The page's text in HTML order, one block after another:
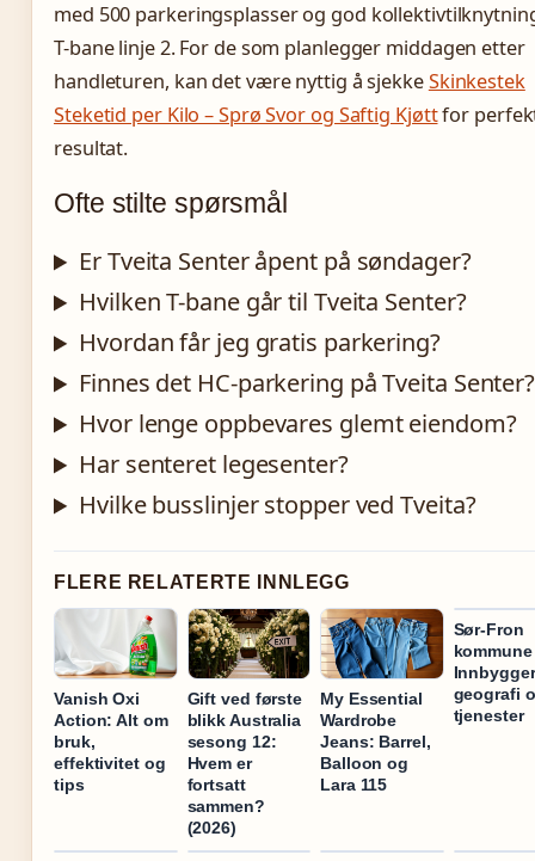
med 500 parkeringsplasser og god
T-bane linje 2. For de som planlegger middagen etter
handleturen, kan det være nyttig å sjekkeSkinkestek
Steketid per Kilo – Sprø Svor og Saftig Kjøttfor
resultat.
Ofte stilte spørsmål
Er Tveita Senter åpent på søndager?
Hvilken T-bane går til Tveita Senter?
Hvordan får jeg gratis parkering?
Finnes det HC-parkering på Tveita Senter?
Hvor lenge oppbevares glemt eiendom?
Har senteret legesenter?
Hvilke busslinjer stopper ved Tveita?
FLERE RELATERTE INNLEGG
Vanish Oxi
Action: Alt om
bruk,
effektivitet og
tips
Gift ved første
blikk Australia
sesong 12:
Hvem er
fortsatt
sammen?
(2026)
My Essential
Wardrobe
Jeans: Barrel,
Balloon og
Lara 115
Sør-Fron
kommune
geografi
tjenester